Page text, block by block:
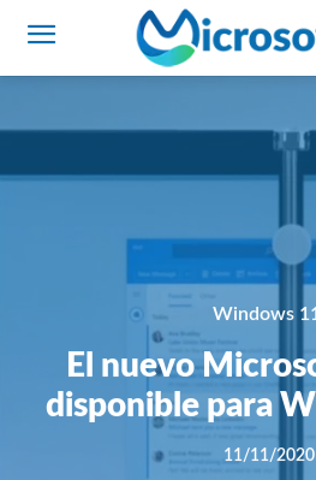
Windows
El nuevo
disponible para
11/11/2020